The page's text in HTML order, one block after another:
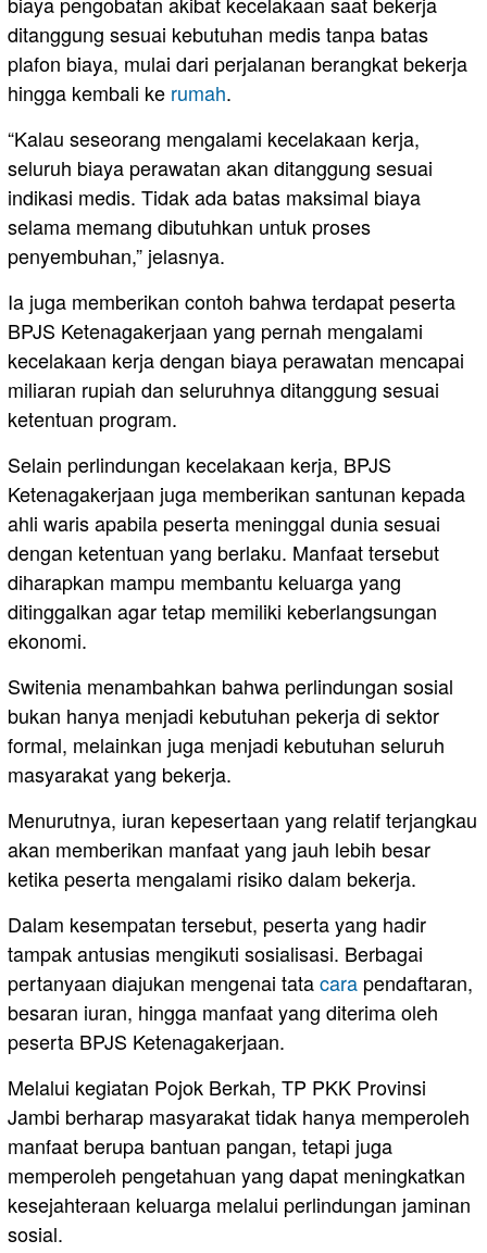
ditanggung sesuai kebutuhan medis tanpa batas
plafon biaya, mulai dari perjalanan berangkat bekerja
hingga kembali ke rumah.
“Kalau seseorang mengalami kecelakaan kerja,
seluruh biaya perawatan akan ditanggung sesuai
indikasi medis. Tidak ada batas maksimal biaya
selama memang dibutuhkan untuk proses
penyembuhan,” jelasnya.
Ia juga memberikan contoh bahwa terdapat peserta
BPJS Ketenagakerjaan yang pernah mengalami
kecelakaan kerja dengan biaya perawatan mencapai
miliaran rupiah dan seluruhnya ditanggung sesuai
ketentuan program.
Selain perlindungan kecelakaan kerja, BPJS
Ketenagakerjaan juga memberikan santunan kepada
ahli waris apabila peserta meninggal dunia sesuai
dengan ketentuan yang berlaku. Manfaat tersebut
diharapkan mampu membantu keluarga yang
ditinggalkan agar tetap memiliki keberlangsungan
ekonomi.
Switenia menambahkan bahwa perlindungan sosial
bukan hanya menjadi kebutuhan pekerja di sektor
formal, melainkan juga menjadi kebutuhan seluruh
masyarakat yang bekerja.
Menurutnya, iuran kepesertaan yang relatif terjangkau
akan memberikan manfaat yang jauh lebih besar
ketika peserta mengalami risiko dalam bekerja.
Dalam kesempatan tersebut, peserta yang hadir
tampak antusias mengikuti sosialisasi. Berbagai
pertanyaan diajukan mengenai tatacara pendaftaran,
besaran iuran, hingga manfaat yang diterima oleh
peserta BPJS Ketenagakerjaan.
Melalui kegiatan Pojok Berkah, TP PKK Provinsi
Jambi berharap masyarakat tidak hanya memperoleh
manfaat berupa bantuan pangan, tetapi juga
memperoleh pengetahuan yang dapat meningkatkan
kesejahteraan keluarga melalui perlindungan jaminan
sosial.